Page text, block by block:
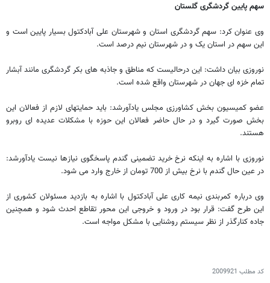
سهم پایین گردشگری گلستان
وی عنوان کرد: سهم گردشگری استان و شهرستان علی آبادکتول بسیار پایین است و
این سهم در استان یک و در شهرستان نیم درصد است.
نوروزی بیان داشت: این درحالیست که مناطق و جاذبه های بکر گردشگری مانند آبشار
تمام خزه ای جهان در شهرستان واقع شده است.
عضو کمیسیون بخش کشاورزی مجلس یادآورشد: باید حمایتهای لازم از فعالان این
بخش صورت گیرد و در حال حاضر فعالان این حوزه با مشکلات عدیده ای روبرو
هستند.
نوروزی با اشاره به اینکه نرخ خرید تضمینی گندم پاسخگوی نیازها نیست یادآورشد:
در عین حال گندم با نرخ بیش از 700 تومان از خارج وارد می شود.
وی درباره کمربندی نیمه کاری علی آبادکتول با اشاره به بازدید مسئولان کشوری از
این طرح گفت: قرار بود در ورود و خروجی این محور تقاطع احدث شود و همچنین
جاده کنارگذر از نظر سیستم روشنایی با مشکل مواجه است.
کد مطلب 2009921